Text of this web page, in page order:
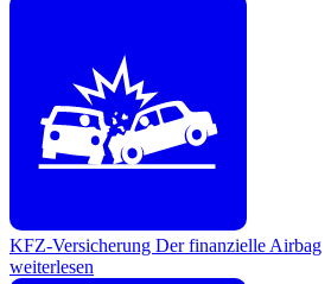
KFZ-Versicherung Der finanzielle Airbag
weiterlesen